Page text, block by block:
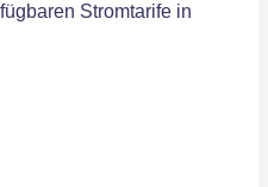
Stromtarife in